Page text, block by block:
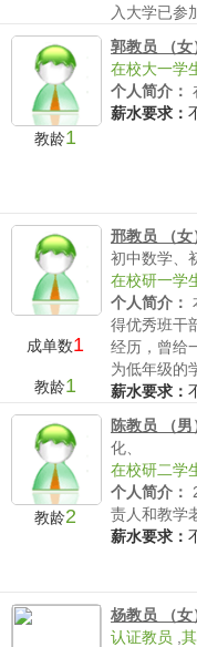
入大学已参
薪水要求：
教龄1
郭教员 （女
在校大一学
个人简介：
薪水要求：
成单数1
教龄1
邢教员 （女
初中数学、
在校研一学
个人简介：
得优秀班干
经历，曾给
为低年级的
薪水要求：
教龄2
陈教员 （男
化、
在校研二学
个人简介：
责人和教学
薪水要求：
杨教员 （女
认证教员